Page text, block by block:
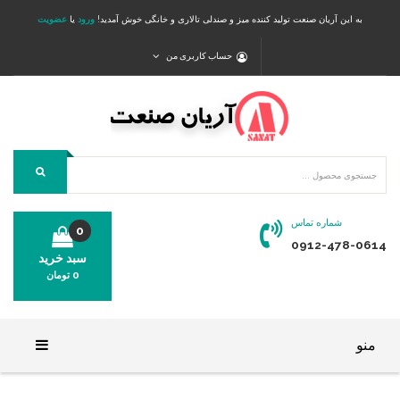
به این آریان صنعت تولید کننده میز و صندلی تالاری و خانگی خوش آمدید! ورود یا عضویت
حساب کاربری من
شماره تماس
0912-478-0614
سبد خرید
0
0 تومان
منو